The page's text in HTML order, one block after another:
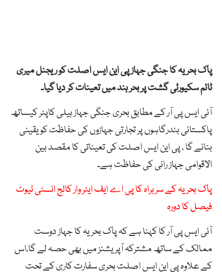
پاک بحریہ کا جنگی جہاز پی این ایس اصلت کو ریجنل میری
ٹائم سکیورٹی گشت پر بحر ہند میں تعینات کر دیا گیا۔
آئی ایس پی آر کے مطابق بحری جنگی جہاز ہیلی کاپٹر کیساتھ
پاکستانی بندرگاہوں پر تجارتی جہازوں کی حفاظت کو یقینی
بنائے گا ، پی این ایس اصلت کی تعیناتی کا مقصد بین
الاقوامی جہاز رانی کی حفاظت ہے۔
پاک بحریہ کے سربراہ کا پی اے ایف ایئر وار کالج انسٹی ٹیوٹ
فیصل کا دورہ
آئی ایس پی آر کا کہنا ہے کہ پاک بحریہ کا جہاز دوست
ممالک کے ساتھ مشترکہ آپریشنز میں بھی حصہ لے گا،اس
کے علاوہ پی این ایس اصلت بحری سفارت کاری کے تحت